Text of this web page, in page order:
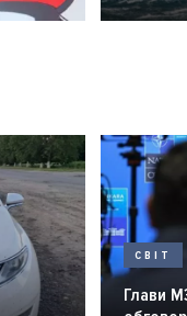
СВІТ
Глави